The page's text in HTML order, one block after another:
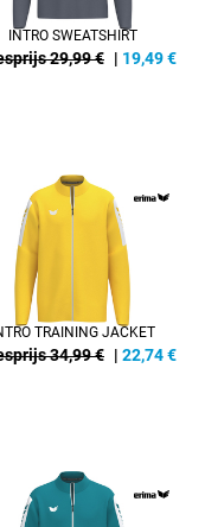
INTRO SWEATSHIRT
29,99 € | 19,49€
TRAINING JACKET
34,99 € | 22,74€